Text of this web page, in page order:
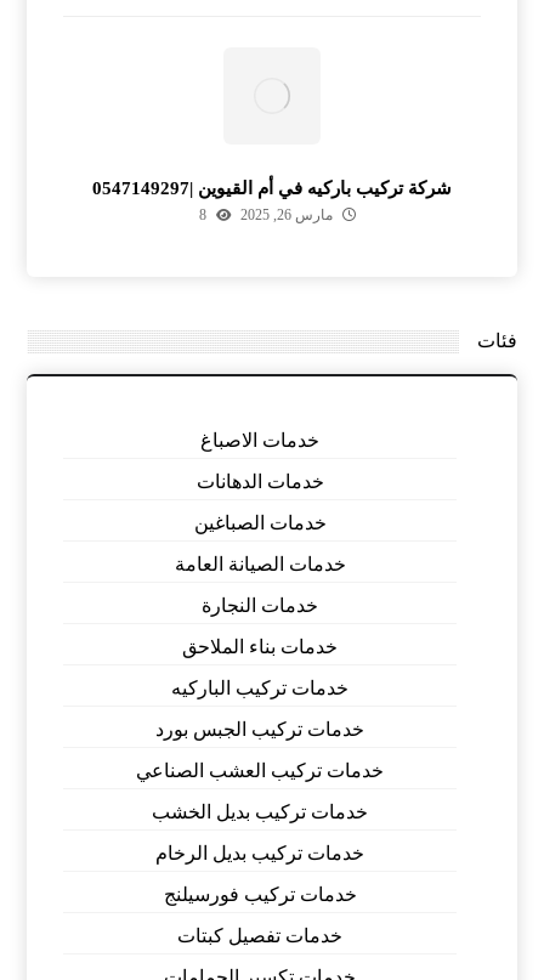
شركة تركيب باركيه في أم القيوين |0547149297
مارس 26, 2025 8
فئات
خدمات الاصباغ
خدمات الدهانات
خدمات الصباغين
خدمات الصيانة العامة
خدمات النجارة
خدمات بناء الملاحق
خدمات تركيب الباركيه
خدمات تركيب الجبس بورد
خدمات تركيب العشب الصناعي
خدمات تركيب بديل الخشب
خدمات تركيب بديل الرخام
خدمات تركيب فورسيلنج
خدمات تفصيل كبتات